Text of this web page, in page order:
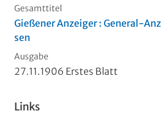
Gesamttitel
Gießener Anzeiger : General-
sen
Ausgabe
27.11.1906 Erstes Blatt
Links